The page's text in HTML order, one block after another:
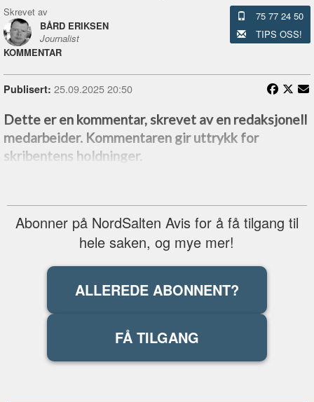
Skrevet av
BÅRD ERIKSEN
Journalist
KOMMENTAR
75 77 24 50
TIPS OSS!
Publisert: 25.09.2025 20:50
Dette er en kommentar, skrevet av en redaksjonell
medarbeider. Kommentaren gir uttrykk for
skribentens holdninger.
Abonner på NordSalten Avis for å få tilgang til
hele saken, og mye mer!
ALLEREDE ABONNENT?
FÅ TILGANG